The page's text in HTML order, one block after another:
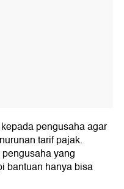
pengusaha agar
tarif pajak.
yang
bantuan hanya bisa